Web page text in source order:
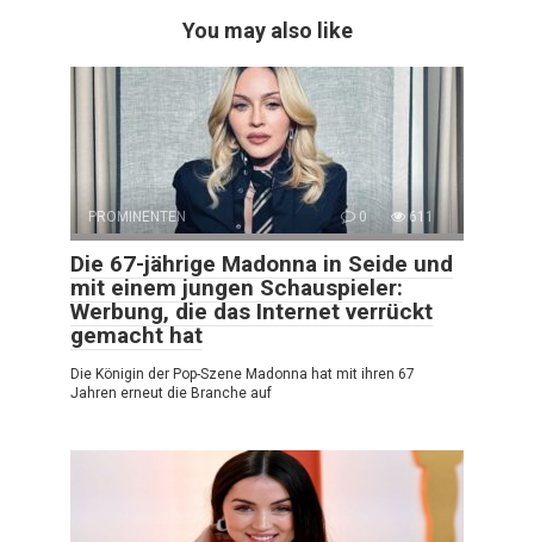
You may also like
PROMINENTEN 0 611
Die 67-jährige Madonna in Seide und
mit einem jungen Schauspieler:
Werbung, die das Internet verrückt
gemacht hat
Die Königin der Pop-Szene Madonna hat mit ihren 67
Jahren erneut die Branche auf